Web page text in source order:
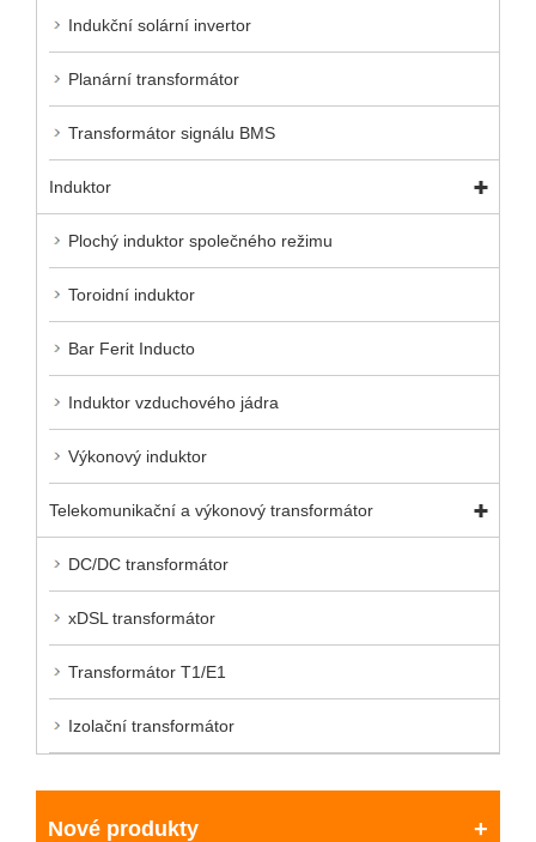
Indukční solární invertor
Planární transformátor
Transformátor signálu BMS
Induktor
Plochý induktor společného režimu
Toroidní induktor
Bar Ferit Inducto
Induktor vzduchového jádra
Výkonový induktor
Telekomunikační a výkonový transformátor
DC/DC transformátor
xDSL transformátor
Transformátor T1/E1
Izolační transformátor
Nové produkty